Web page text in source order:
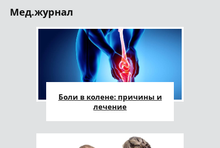
Мед.журнал
Боли в колене: причины и
лечение